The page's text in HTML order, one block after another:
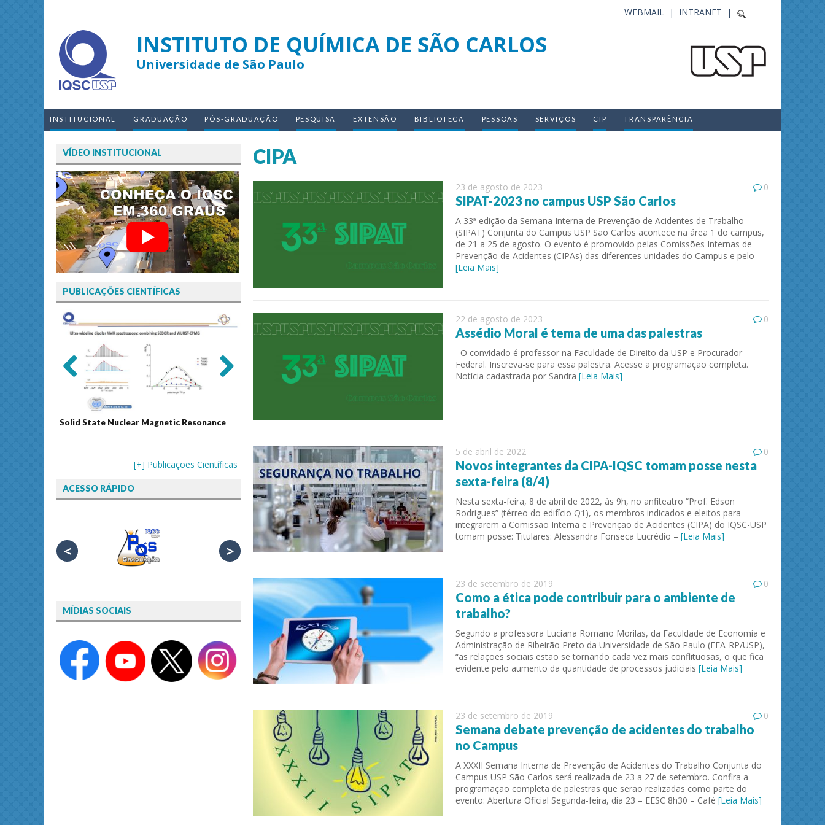
INTRANET |
WEBMAIL |
INSTITUTO DE QUÍMICA DE SÃO CARLOS
Universidade de São Paulo
INSTITUCIONAL GRADUAÇÃO PÓS-GRADUAÇÃO PESQUISA EXTENSÃO BIBLIOTECA PESSOAS SERVIÇOS CIP TRANSPARÊNCIA
CIPA
23 de agosto de 2023 0
SIPAT-2023 no campus USP São Carlos
A 33ª edição da Semana Interna de Prevenção de Acidentes de Trabalho
(SIPAT) Conjunta do Campus USP São Carlos acontece na área 1 do campus,
de 21 a 25 de agosto. O evento é promovido pelas Comissões Internas de
Prevenção de Acidentes (CIPAs) das diferentes unidades do Campus e pelo
[Leia Mais]
22 de agosto de 2023 0
Assédio Moral é tema de uma das palestras
O convidado é professor na Faculdade de Direito da USP e Procurador
Federal. Inscreva-se para essa palestra. Acesse a programação completa.
Notícia cadastrada por Sandra [Leia Mais]
5 de abril de 2022 0
Novos integrantes da CIPA-IQSC tomam posse nesta
sexta-feira (8/4)
Nesta sexta-feira, 8 de abril de 2022, às 9h, no anfiteatro “Prof. Edson
Rodrigues” (térreo do edifício Q1), os membros indicados e eleitos para
integrarem a Comissão Interna e Prevenção de Acidentes (CIPA) do IQSC-USP
tomam posse: Titulares: Alessandra Fonseca Lucrédio – [Leia Mais]
23 de setembro de 2019 0
Como a ética pode contribuir para o ambiente de
trabalho?
Segundo a professora Luciana Romano Morilas, da Faculdade de Economia e
Administração de Ribeirão Preto da Universidade de São Paulo (FEA-RP/USP),
“as relações sociais estão se tornando cada vez mais conflituosas, o que fica
evidente pelo aumento da quantidade de processos judiciais [Leia Mais]
23 de setembro de 2019 0
Semana debate prevenção de acidentes do trabalho
no Campus
A XXXII Semana Interna de Prevenção de Acidentes do Trabalho Conjunta do
Campus USP São Carlos será realizada de 23 a 27 de setembro. Confira a
programação completa de palestras que serão realizadas como parte do
evento: Abertura Oficial Segunda-feira, dia 23 – EESC 8h30 – Café [Leia Mais]
VÍDEO INSTITUCIONAL
PUBLICAÇÕES CIENTÍFICAS
Solid State Nuclear Magnetic Resonance Journal of Separation Science
Sustainable Energy Technologies and
[+] Publicações Científicas
ACESSO RÁPIDO
< >
MÍDIAS SOCIAIS